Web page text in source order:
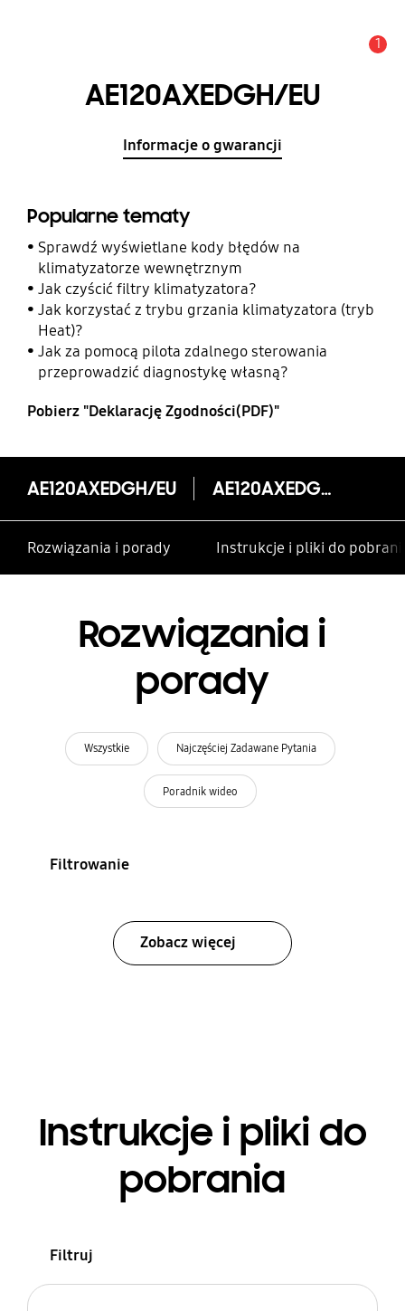
1
AE120AXEDGH/EU
Informacje o gwarancji
Popularne tematy
Sprawdź wyświetlane kody błędów na
klimatyzatorze wewnętrznym
Jak czyścić filtry klimatyzatora?
Jak korzystać z trybu grzania klimatyzatora (tryb
Heat)?
Jak za pomocą pilota zdalnego sterowania
przeprowadzić diagnostykę własną?
Pobierz "Deklarację Zgodności(PDF)"
AE120AXEDGH/EU AE120AXEDGH/EU
Rozwiązania i porady Instrukcje i pliki do
Rozwiązania i
porady
Wszystkie Najczęściej Zadawane Pytania
Poradnik wideo
Filtrowanie
Zobacz więcej
Instrukcje i pliki do
pobrania
Filtruj